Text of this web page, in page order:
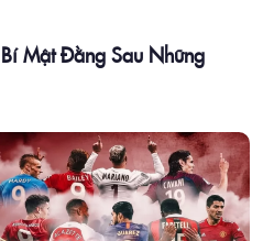
Mật Đằng Sau Những